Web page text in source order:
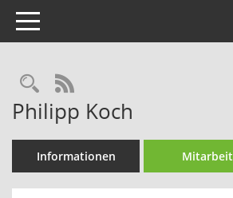
Toggle navigation
Rechercheauswahl
RSS-Feed
Philipp Koch
Informationen Mitarbeit